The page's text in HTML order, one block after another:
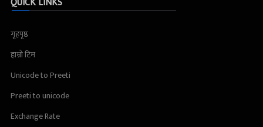
गृहपृष्ठ
हाम्रो टिम
Unicode to Preeti
Preeti to unicode
Exchange Rate